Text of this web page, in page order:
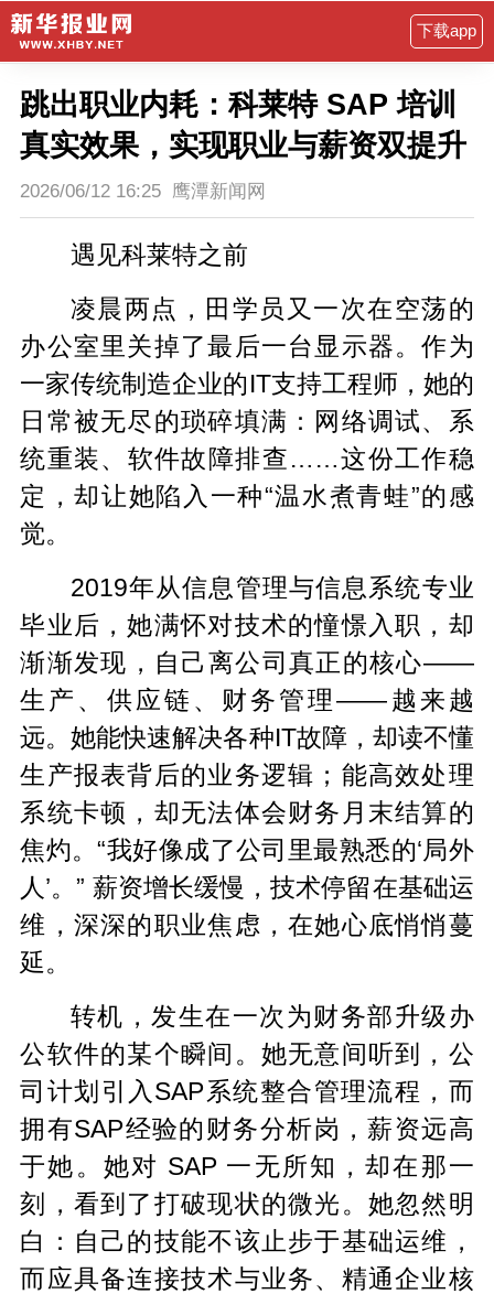
下载app
跳出职业内耗：科莱特 SAP 培训
真实效果，实现职业与薪资双提升
2026/06/12 16:25 鹰潭新闻网
遇见科莱特之前
凌晨两点，田学员又一次在空荡的
办公室里关掉了最后一台显示器。作为
一家传统制造企业的IT支持工程师，她的
日常被无尽的琐碎填满：网络调试、系
统重装、软件故障排查……这份工作稳
定，却让她陷入一种“温水煮青蛙”的感
觉。
2019年从信息管理与信息系统专业
毕业后，她满怀对技术的憧憬入职，却
渐渐发现，自己离公司真正的核心——
生产、供应链、财务管理——越来越
远。她能快速解决各种IT故障，却读不懂
生产报表背后的业务逻辑；能高效处理
系统卡顿，却无法体会财务月末结算的
焦灼。“我好像成了公司里最熟悉的‘局外
人’。” 薪资增长缓慢，技术停留在基础运
维，深深的职业焦虑，在她心底悄悄蔓
延。
转机，发生在一次为财务部升级办
公软件的某个瞬间。她无意间听到，公
司计划引入SAP系统整合管理流程，而
拥有SAP经验的财务分析岗，薪资远高
于她。她对 SAP 一无所知，却在那一
刻，看到了打破现状的微光。她忽然明
白：自己的技能不该止步于基础运维，
而应具备连接技术与业务、精通企业核